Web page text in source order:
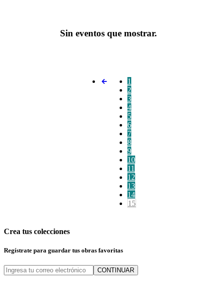
Sin eventos que mostrar.
1
2
3
4
5
6
7
8
9
10
11
12
13
14
15
Crea tus colecciones
Regístrate para guardar tus obras favoritas
CONTINUAR